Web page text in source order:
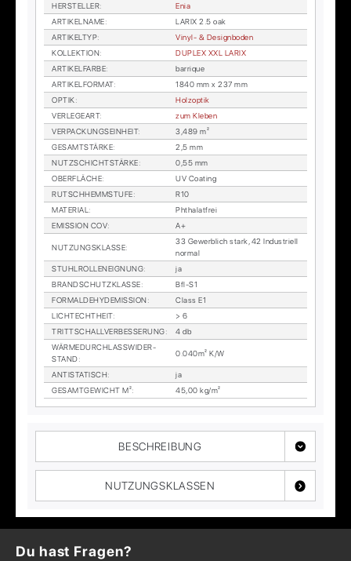
HER­STEL­LER:
Enia
AR­TI­KEL­NA­ME:
LA­RIX 2.5 oak
AR­TI­KEL­TYP:
Vi­nyl- & De­sign­bo­den
KOL­LEK­TI­ON:
DU­PLEX XXL LA­RIX
AR­TI­KEL­FAR­BE:
bar­ri­que
AR­TI­KEL­FOR­MAT:
1840 mm x 237 mm
OP­TIK:
Holz­op­tik
VER­LE­GE­ART:
zum Kle­ben
VER­PA­CKUNGS­EIN­HEIT:
3,489 m²
GE­SAMT­STÄR­KE:
2,5 mm
NUTZ­SCHICHT­STÄR­KE:
0,55 mm
OBER­FLÄ­CHE:
UV Coa­ting
RUTSCH­HEMM­STU­FE:
R10
MA­TE­RI­AL:
Phtha­lat­frei
EMIS­SI­ON COV: A+
NUT­ZUNGS­KLAS­SE:
33 Ge­werb­lich stark, 42 In­dus­tri­ell
nor­mal
STUHL­ROL­LEN­EIG­NUNG:
ja
BRAND­SCHUTZ­KLAS­SE:
Bfl-S1
FORM­ALDE­HY­DE­MIS­SI­ON:
Class E1
LICHTECHT­HEIT:
> 6
TRITT­SCHALL­VER­BES­SE­RUNG:
4 db
WÄR­ME­DURCH­LASS­WI­DER­
STAND:
0.040m² K/W
AN­TI­STA­TISCH:
ja
GE­SAMT­GE­WICHT M²: 45,00 kg/m²
BESCHREIBUNG
NUTZUNGSKLASSEN
Du hast Fragen?